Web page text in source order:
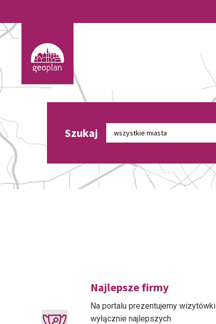
Szukaj
Najlepsze firmy
Na portalu prezentujemy wizytówki
wyłącznie najlepszych